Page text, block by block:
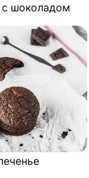
с шоколадом